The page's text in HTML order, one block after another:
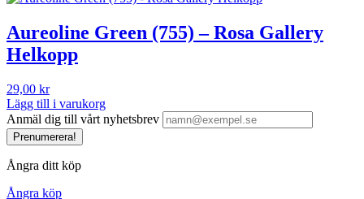
Aureoline Green (755) – Rosa Gallery
Helkopp
29,00 kr
Lägg till i varukorg
Anmäl dig till vårt nyhetsbrev
Prenumerera!
Ångra ditt köp
Ångra köp